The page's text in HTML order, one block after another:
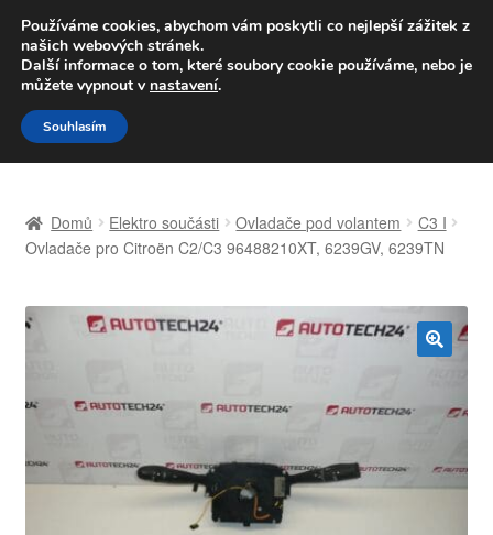
DOPRAVA od 139,-Kč
Volejte po-pá 9-16 704 494 494
Přeskočit
na
navigaci
Přejít
k
obsahu
Celosvětová doprava
Košík
Můj účet
Domů Elektro součásti Ovladače pod volantem
C3 I
Ovladače pro Citroën C2/C3 96488210XT, 6239GV, 6239TN
Používáme cookies, abychom vám poskytli co nejlepší zážitek z
našich webových stránek.
Další informace o tom, které soubory cookie používáme, nebo je
můžete vypnout v nastavení.
Souhlasím